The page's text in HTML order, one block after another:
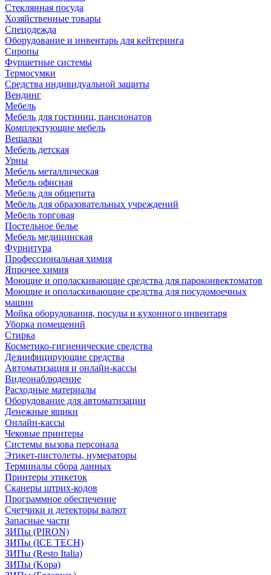
Стеклянная посуда
Хозяйственные товары
Спецодежда
Оборудование и инвентарь для кейтеринга
Сиропы
Фуршетные системы
Термосумки
Средства индивидуальной защиты
Вендинг
Мебель
Мебель для гостиниц, пансионатов
Комплектующие мебель
Вешалки
Мебель детская
Урны
Мебель металлическая
Мебель офисная
Мебель для общепита
Мебель для образовательных учреждений
Мебель торговая
Постельное белье
Мебель медицинская
Фурнитура
Профессиональная химия
Япрочее химия
Моющие и ополаскивающие средства для пароконвектоматов
Моющие и ополаскивающие средства для посудомоечных
машин
Мойка оборудования, посуды и кухонного инвентаря
Уборка помещений
Стирка
Косметико-гигиенические средства
Дезинфицирующие средства
Автоматизация и онлайн-кассы
Видеонаблюдение
Расходные материалы
Оборудование для автоматизации
Денежные ящики
Онлайн-кассы
Чековые принтеры
Системы вызова персонала
Этикет-пистолеты, нумераторы
Терминалы сбора данных
Принтеры этикеток
Сканеры штрих-кодов
Программное обеспечение
Счетчики и детекторы валют
Запасные части
ЗИПы (PIRON)
ЗИПы (ICE TECH)
ЗИПы (Resto Italia)
ЗИПы (Kopa)